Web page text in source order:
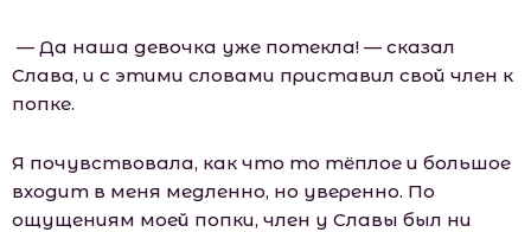
— Да наша девочка уже потекла! — сказал
Слава, и с этими словами приставил свой член к
попке.
Я почувствовала, как что то тёплое и большое
входит в меня медленно, но уверенно. По
ощущениям моей попки, член у Славы был ни